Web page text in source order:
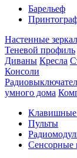
Барельеф
Настенные
Теневой профиль
Диваны Кресла
Консоли
умного дома
Клавишные
Пульты
Сенсорные